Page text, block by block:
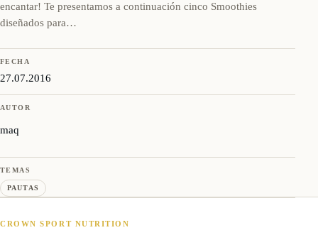
encantar! Te presentamos a continuación cinco Smoothies
diseñados para…
FECHA
27.07.2016
AUTOR
maq
TEMAS
PAUTAS
CROWN SPORT NUTRITION